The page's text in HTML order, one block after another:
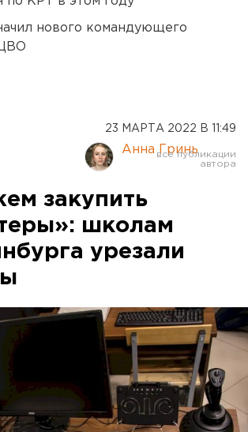
нового командующего
23 МАРТА 2022 В 11:49
Анна Гринь
закупить
школам
урезали